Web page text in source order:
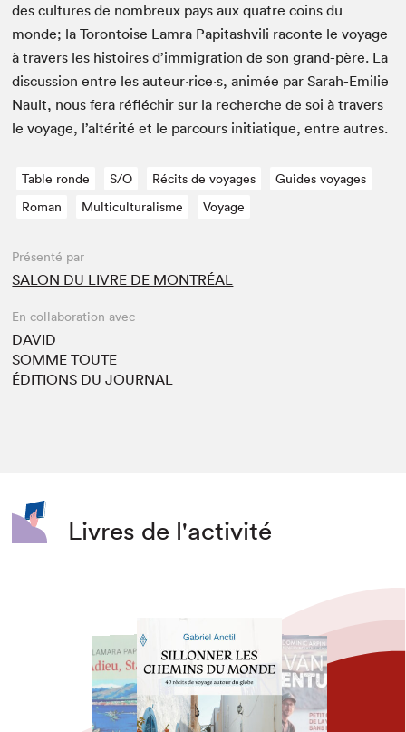
des cul­tures de nom­breux pays aux qua­tre coins du
monde; la Toron­toise Lam­ra Pap­i­tashvili racon­te le voy­age
à tra­vers les his­toires d’immigration de son grand-père. La
dis­cus­sion entre les auteur·rice·s, ani­mée par Sarah-Emi­lie
Nault, nous fera réfléchir sur la recherche de soi à tra­vers
le voy­age, l’altérité et le par­cours ini­ti­a­tique, entre autres.
Table ronde S/O Récits de voyages
Guides voyages
Roman
Multiculturalisme Voyage
Présenté par
SALON DU LIVRE DE MONTRÉAL
En collaboration avec
DAVID
SOMME TOUTE
ÉDITIONS DU JOURNAL
Livres de l'activité